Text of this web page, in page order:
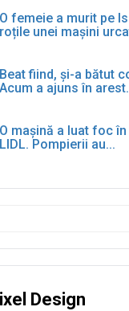
O femeie a murit pe
roțile unei mașini
Beat fiind, și-a bătut
Acum a ajuns în
O mașină a luat foc
LIDL. Pompierii au...
Design